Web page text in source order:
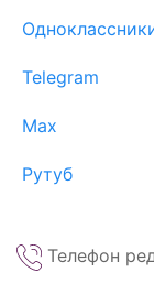
Telegram
Max
Рутуб
Телефон